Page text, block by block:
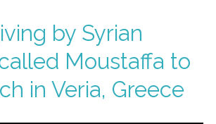
by Syrian
Moustaffa to
in Veria, Greece